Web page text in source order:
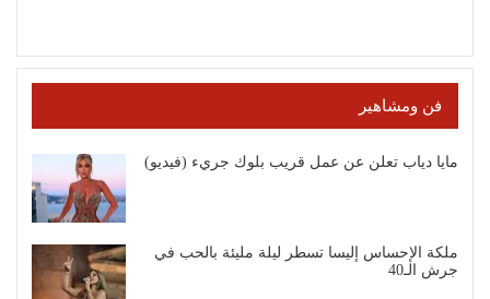
فن ومشاهير
مايا دياب تعلن عن عمل قريب بلوك جريء (فيديو)
ملكة الإحساس إليسا تسطر ليلة مليئة بالحب في
جرش الـ40